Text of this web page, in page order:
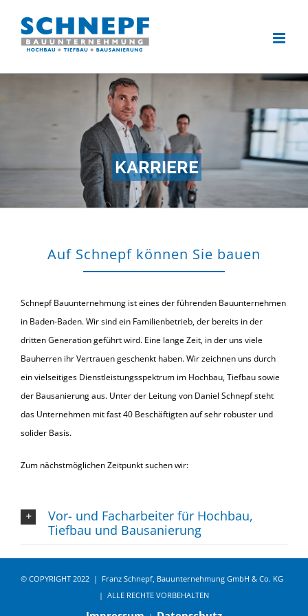
Inhalt
KARRIERE
Auf Schnepf können Sie bauen
Schnepf Bauunternehmung ist eines der führenden Bauunternehmen
in Baden-Baden. Wir sind ein Familienbetrieb, der bereits in der
dritten Generation geführt wird. Eine lange Zeit, in der uns viele
Bauherren ihr Vertrauen geschenkt haben. Wir zeichnen uns durch
ein vielseitiges Dienstleistungsspektrum im Hochbau, Tiefbau sowie
der Bausanierung aus. Unter der Leitung von Daniel Schnepf steht
das Unternehmen mit fast 40 Beschäftigten auf sehr robuster und
solider Basis.
Zum nächstmöglichen Zeitpunkt suchen wir:
Vor- und Facharbeiter für Hochbau,
Tiefbau und Bausanierung
© COPYRIGHT 2022 | Franz Schnepf, Bauunternehmung GmbH & Co. KG
| ALLE RECHTE VORBEHALTEN